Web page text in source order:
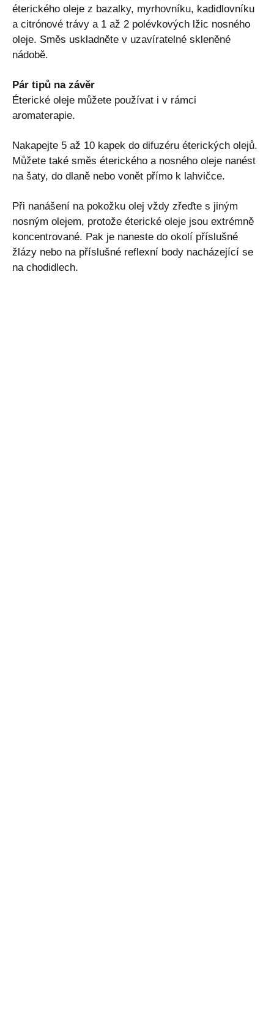
éterického oleje z bazalky, myrhovníku, kadidlovníku
a citrónové trávy a 1 až 2 polévkových lžic nosného
oleje. Směs uskladněte v uzavíratelné skleněné
nádobě.
Pár tipů na závěr
Éterické oleje můžete používat i v rámci
aromaterapie.
Nakapejte 5 až 10 kapek do difuzéru éterických olejů.
Můžete také směs éterického a nosného oleje nanést
na šaty, do dlaně nebo vonět přímo k lahvičce.
Při nanášení na pokožku olej vždy zřeďte s jiným
nosným olejem, protože éterické oleje jsou extrémně
koncentrované. Pak je naneste do okolí příslušné
žlázy nebo na příslušné reflexní body nacházející se
na chodidlech.